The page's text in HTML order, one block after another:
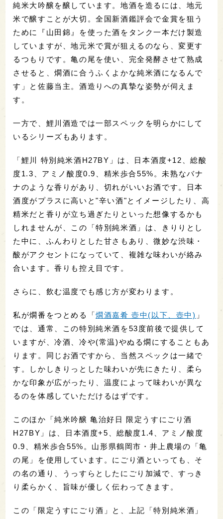
純米大吟醸を醸しています。地酒を造るには、地元
米で醸すことが大切。全国新酒鑑評会で金賞を狙う
ために『山田錦』を使った酒をタンク一本だけ製造
していますが、地元米で賞が狙えるのなら、変更す
るつもりです。亀の尾を使い、完全発酵させて熟成
させると、燗酒に合うふくよかな純米酒になるんで
す」と佐藤当主。酒造りへの真摯な姿勢が伺えま
す。
一方で、鯉川酒造では一部スペックを明らかにして
いるシリーズもあります。
「鯉川 特別純米酒H27BY」は、日本酒度+12、総酸
度1.3、アミノ酸度0.9、精米歩合55%。未熟なバナ
ナのような香りがあり、切れがいいお酒です。日本
酒度がプラスに高いと"辛い酒"とイメージしたり、高
精米だと香りが立ち過ぎたりといった想像するかも
しれませんが、この「特別純米酒」は、きりりとし
た中に、ふんわりとした甘さもあり、微妙な渋味・
酸がアクセントになっていて、複雑な味わいが絡み
合います。香りも控え目です。
さらに、飲む温度でも感じ方が変わります。
私が燗番をつとめる「燗酒嘉肴 壺中(以下、壺中) 」
では、通常、この特別純米酒を53度前後で提供して
いますが、冷酒、冷や(常温)やぬる燗にすることもあ
ります。同じお酒ですから、当然スペックは一緒で
す。しかしきりっとした味わいが先にきたり、柔ら
かな印象が広がったり、温度によって味わいが異な
るのを体感していただけるはずです。
このほか「純米吟醸 亀治好日 限定うすにごり酒
H27BY」は、日本酒度+5、総酸度1.4、アミノ酸度
0.9、精米歩合55%。山形県鶴岡市・井上農場の「亀
の尾」を使用しています。にごり酒といっても、そ
の名の通り、うっすらとしたにごり加減で、すっき
り柔らかく、旨味が優しく伝わってきます。
この「限定うすにごり酒」と、上記「特別純米酒」